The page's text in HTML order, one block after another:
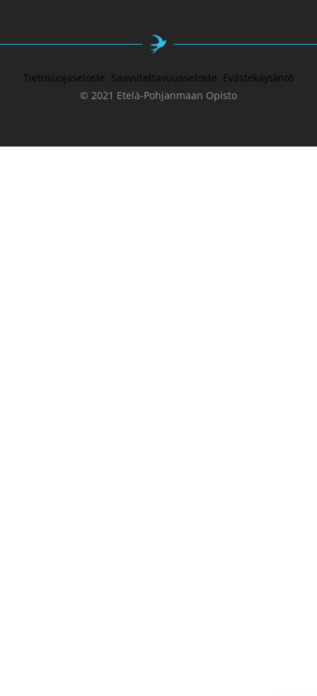
Tietosuojaseloste Saavutettavuusseloste Evästekäytäntö
© 2021 Etelä-Pohjanmaan Opisto